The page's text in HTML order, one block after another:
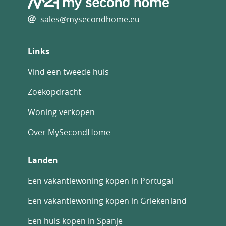
sales@mysecondhome.eu
Links
Vind een tweede huis
Zoekopdracht
Woning verkopen
Over MySecondHome
Landen
Een vakantiewoning kopen in Portugal
Een vakantiewoning kopen in Griekenland
Een huis kopen in Spanje